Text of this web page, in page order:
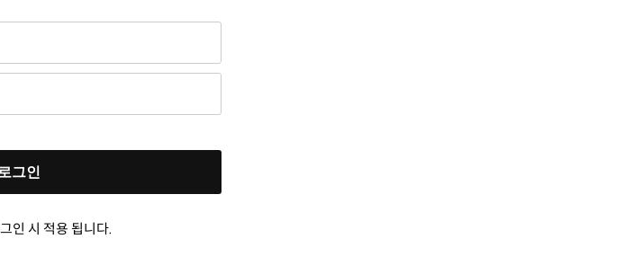
그인
인 시 적용 됩니다.